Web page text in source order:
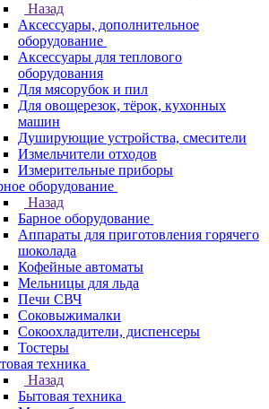
Назад
Аксессуары, дополнительное
оборудование
Аксессуары для теплового
оборудования
Для мясорубок и пил
Для овощерезок, тёрок, кухонных
машин
Душирующие устройства, смесители
Измельчители отходов
Измерительные приборы
оборудование
Назад
Барное оборудование
Аппараты для приготовления горячего
шоколада
Кофейные автоматы
Мельницы для льда
Печи СВЧ
Соковыжималки
Сокоохладители, диспенсеры
Тостеры
техника
Назад
Бытовая техника